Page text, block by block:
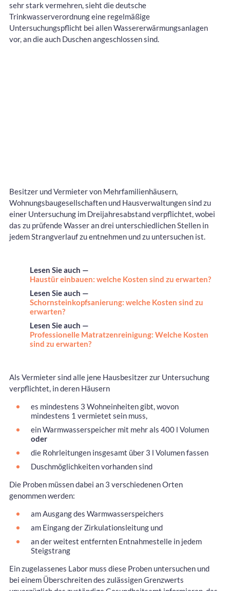
sehr stark vermehren, sieht die deutsche
Trinkwasserverordnung eine regelmäßige
Untersuchungspflicht bei allen Wassererwärmungsanlagen
vor, an die auch Duschen angeschlossen sind.
Besitzer und Vermieter von Mehrfamilienhäusern,
Wohnungsbaugesellschaften und Hausverwaltungen sind zu
einer Untersuchung im Dreijahresabstand verpflichtet, wobei
das zu prüfende Wasser an drei unterschiedlichen Stellen in
jedem Strangverlauf zu entnehmen und zu untersuchen ist.
Lesen Sie auch —
Haustür einbauen: welche Kosten sind zu erwarten?
Lesen Sie auch —
Schornsteinkopfsanierung: welche Kosten sind zu
erwarten?
Lesen Sie auch —
Professionelle Matratzenreinigung: Welche Kosten
sind zu erwarten?
Als Vermieter sind alle jene Hausbesitzer zur Untersuchung
verpflichtet, in deren Häusern
es mindestens 3 Wohneinheiten gibt, wovon
mindestens 1 vermietet sein muss,
ein Warmwasserspeicher mit mehr als 400 l Volumen
oder
die Rohrleitungen insgesamt über 3 l Volumen fassen
Duschmöglichkeiten vorhanden sind
Die Proben müssen dabei an 3 verschiedenen Orten
genommen werden:
am Ausgang des Warmwasserspeichers
am Eingang der Zirkulationsleitung und
an der weitest entfernten Entnahmestelle in jedem
Steigstrang
Ein zugelassenes Labor muss diese Proben untersuchen und
bei einem Überschreiten des zulässigen Grenzwerts